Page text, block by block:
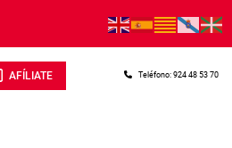
AFÍLIATE Teléfono: 924 48 53 70